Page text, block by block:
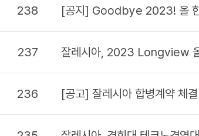
238 [공지] Goodbye 2023! 올
237 잘레시아, 2023 Longview
236 [공고] 잘레시아 합병계약 체